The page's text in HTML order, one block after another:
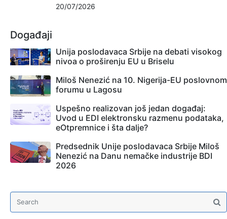
20/07/2026
Događaji
Unija poslodavaca Srbije na debati visokog
nivoa o proširenju EU u Briselu
Miloš Nenezić na 10. Nigerija-EU poslovnom
forumu u Lagosu
Uspešno realizovan još jedan događaj:
Uvod u EDI elektronsku razmenu podataka,
eOtpremnice i šta dalje?
Predsednik Unije poslodavaca Srbije Miloš
Nenezić na Danu nemačke industrije BDI
2026